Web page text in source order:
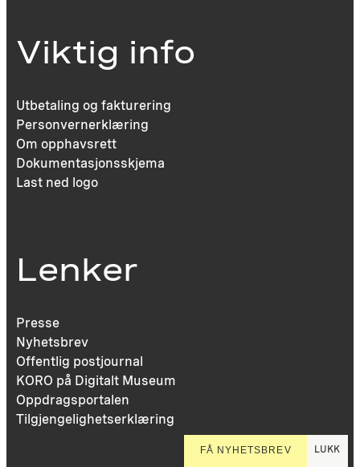
Viktig info
Utbetaling og fakturering
Personvernerklæring
Om opphavsrett
Dokumentasjonsskjema
Last ned logo
Lenker
Presse
Nyhetsbrev
Offentlig postjournal
KORO på Digitalt Museum
Oppdragsportalen
Tilgjengelighetserklæring
FÅ NYHETSBREV LUKK